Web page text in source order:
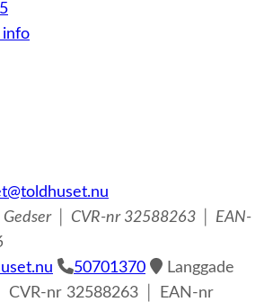
info
Gedser │ CVR-nr 32588263 │ EAN-
50701370
Langgade
CVR-nr 32588263 │ EAN-nr